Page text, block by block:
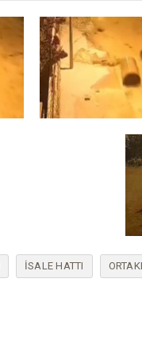
ISALE HATTI